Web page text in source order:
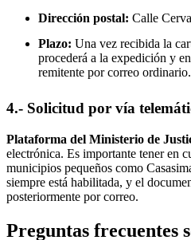
Dirección postal: Calle
Plazo: Una vez recibida la
procederá a la expedición y
remitente por correo ordinario.
4.- Solicitud por vía
Plataforma del Ministerio de
electrónica. Es importante tener en
municipios pequeños como
siempre está habilitada, y el
posteriormente por correo.
Preguntas frecuentes